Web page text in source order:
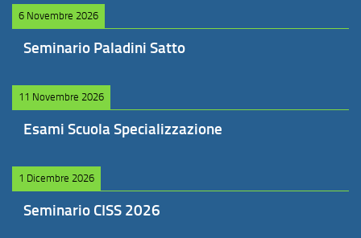
6 Novembre 2026
Seminario Paladini Satto
11 Novembre 2026
Esami Scuola Specializzazione
1 Dicembre 2026
Seminario CISS 2026